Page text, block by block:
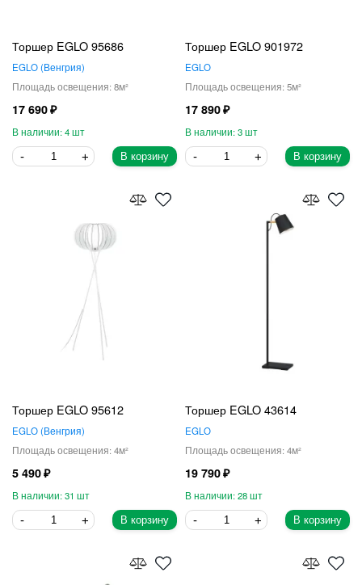
Торшер EGLO 95686
EGLO Венгрия
8
17 690
4
В корзину
Торшер EGLO 901972
EGLO
5
17 890
3
В корзину
Торшер EGLO 95612
EGLO Венгрия
4
5 490
31
В корзину
Торшер EGLO 43614
EGLO
4
19 790
28
В корзину